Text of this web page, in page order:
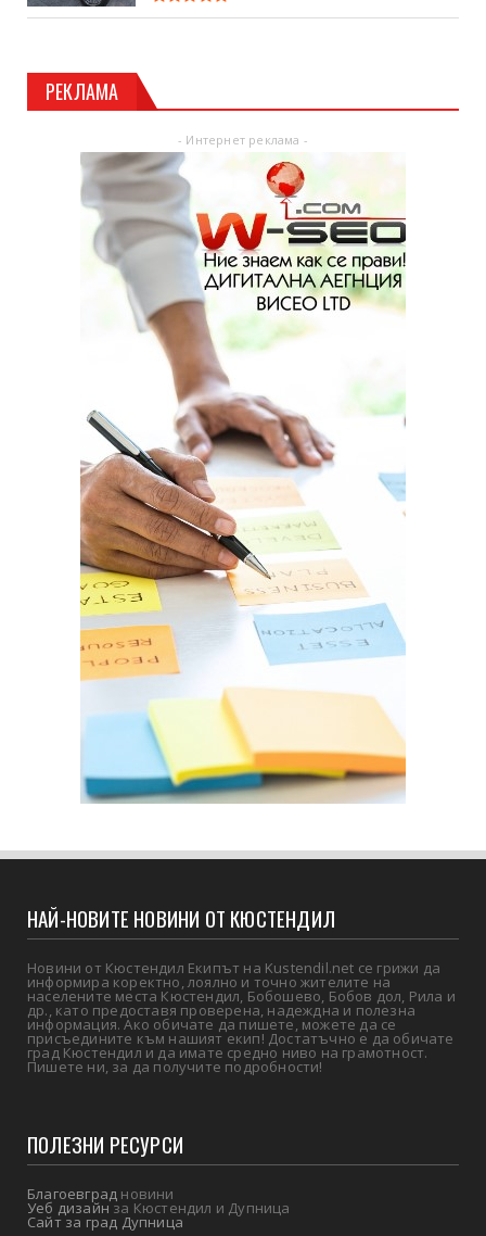
РЕКЛАМА
- Интернет реклама -
НАЙ-НОВИТЕ НОВИНИ ОТ КЮСТЕНДИЛ
Новини от Кюстендил Екипът на Kustendil.net се грижи да
информира коректно, лоялно и точно жителите на
населените места Кюстендил, Бобошево, Бобов дол, Рила и
др., като предоставя проверена, надеждна и полезна
информация. Ако обичате да пишете, можете да се
присъедините към нашият екип! Достатъчно е да обичате
град Кюстендил и да имате средно ниво на грамотност.
Пишете ни, за да получите подробности!
ПОЛЕЗНИ РЕСУРСИ
Благоевград новини
Уеб дизайнза Кюстендил и Дупница
Сайт за град Дупница